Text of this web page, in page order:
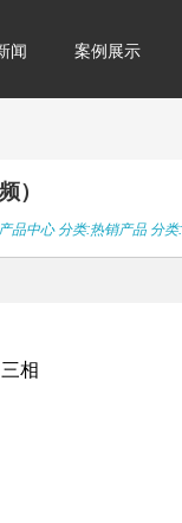
闻 案例展示
）
品中心分类:热销产品分类:
相